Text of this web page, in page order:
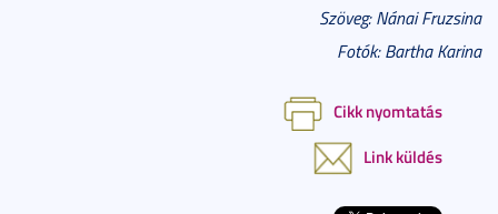
Szöveg: Nánai Fruzsina
Fotók: Bartha Karina
Cikk nyomtatás
Link küldés